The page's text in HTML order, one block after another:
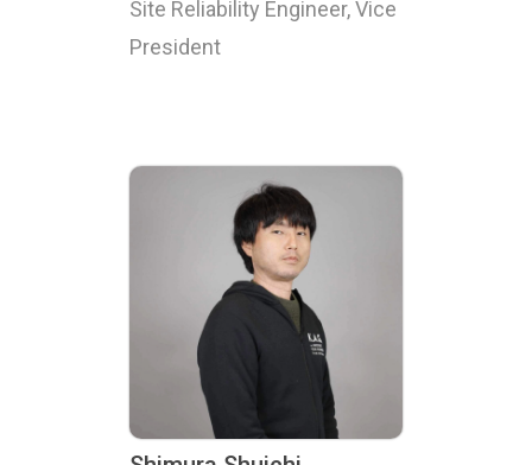
Site Reliability Engineer, Vice
President